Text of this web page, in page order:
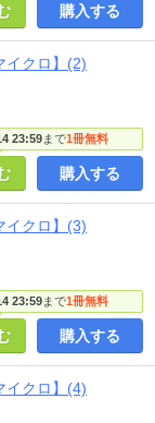
購入する
イクロ】(2)
23:59まで1冊無料
購入する
イクロ】(3)
23:59まで1冊無料
購入する
イクロ】(4)